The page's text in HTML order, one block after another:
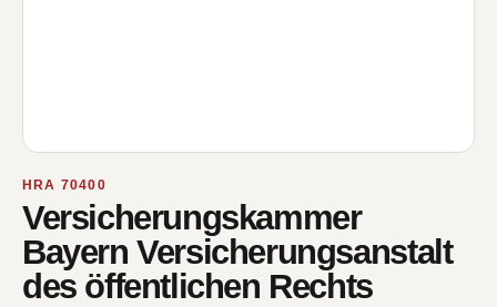
HRA 70400
Versicherungskammer
Bayern Versicherungsanstalt
des öffentlichen Rechts